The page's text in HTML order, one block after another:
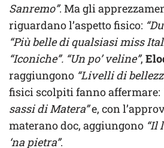
Sanremo”. Ma gli
riguardano l’aspetto fisico:
“Più belle di qualsiasi miss
“Iconiche”. “Un po’ veline”,
raggiungono “Livelli di
fisici scolpiti fanno affermare:
sassi di Matera”e, con
materano doc, aggiungono “Il
‘na pietra”.